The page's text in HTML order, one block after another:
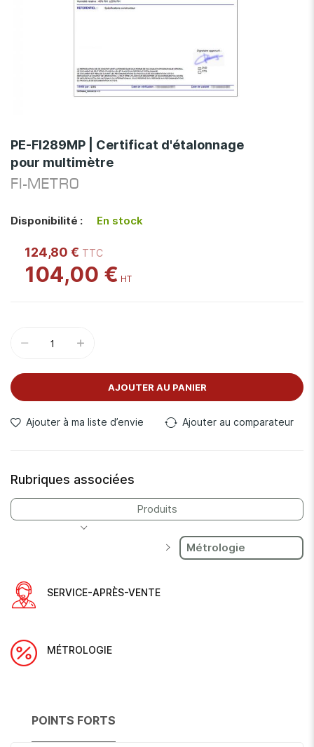
to
the
beginning
of
images
gallery
PE-FI289MP | Certificat d'étalonnage
pour multimètre
FI-METRO
Disponibilité : En stock
124,80 €
104,00 €
AJOUTER AU PANIER
Ajouter à ma liste d’envie Ajouter au comparateur
Rubriques associées
Produits
Métrologie
SERVICE-APRÈS-VENTE
MÉTROLOGIE
POINTS FORTS